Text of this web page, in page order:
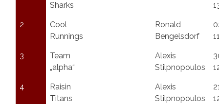
Sharks
2
Cool
Runnings
Ronald
Bengelsdorf
3
Team
„alpha“
Alexis
Stilpnopoulos
4
Raisin
Titans
Alexis
Stilpnopoulos